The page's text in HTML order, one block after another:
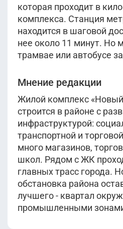
которая проходит в
комплекса. Станция
находится в шаговой
нее около 11 минут. Но
трамвае или автобусе
Мнение редакции
Жилой комплекс
строится в районе с
инфраструктурой:
транспортной и
много магазинов,
школ. Рядом с ЖК
главных трасс города.
обстановка района
лучшего - квартал
промышленными